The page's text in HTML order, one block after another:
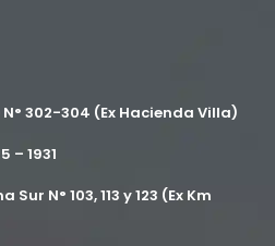
Empresariales
(76)
302-304 (Ex Hacienda Villa)
– 1931
N° 103, 113 y 123 (Ex Km